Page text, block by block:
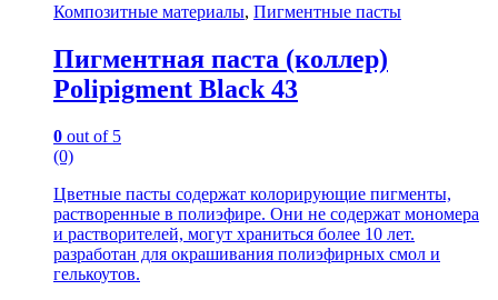
Композитные материалы, Пигментные пасты
Пигментная паста (коллер)
Polipigment Black 43
0 out of 5
(0)
Цветные пасты содержат колорирующие пигменты,
растворенные в полиэфире. Они не содержат мономера
и растворителей, могут храниться более 10 лет.
разработан для окрашивания полиэфирных смол и
гелькоутов.